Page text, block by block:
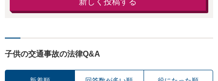
子供の交通事故の法律Q&A